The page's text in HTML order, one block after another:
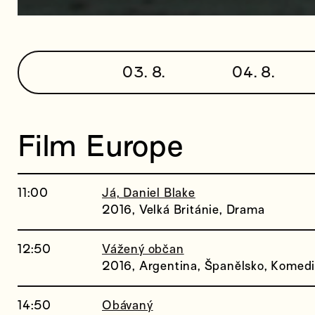
03. 8. 04. 8.
Film Europe
11:00
Já, Daniel Blake
2016, Velká Británie, Drama
12:50
Vážený občan
2016, Argentina, Španělsko,
14:50 Obávaný